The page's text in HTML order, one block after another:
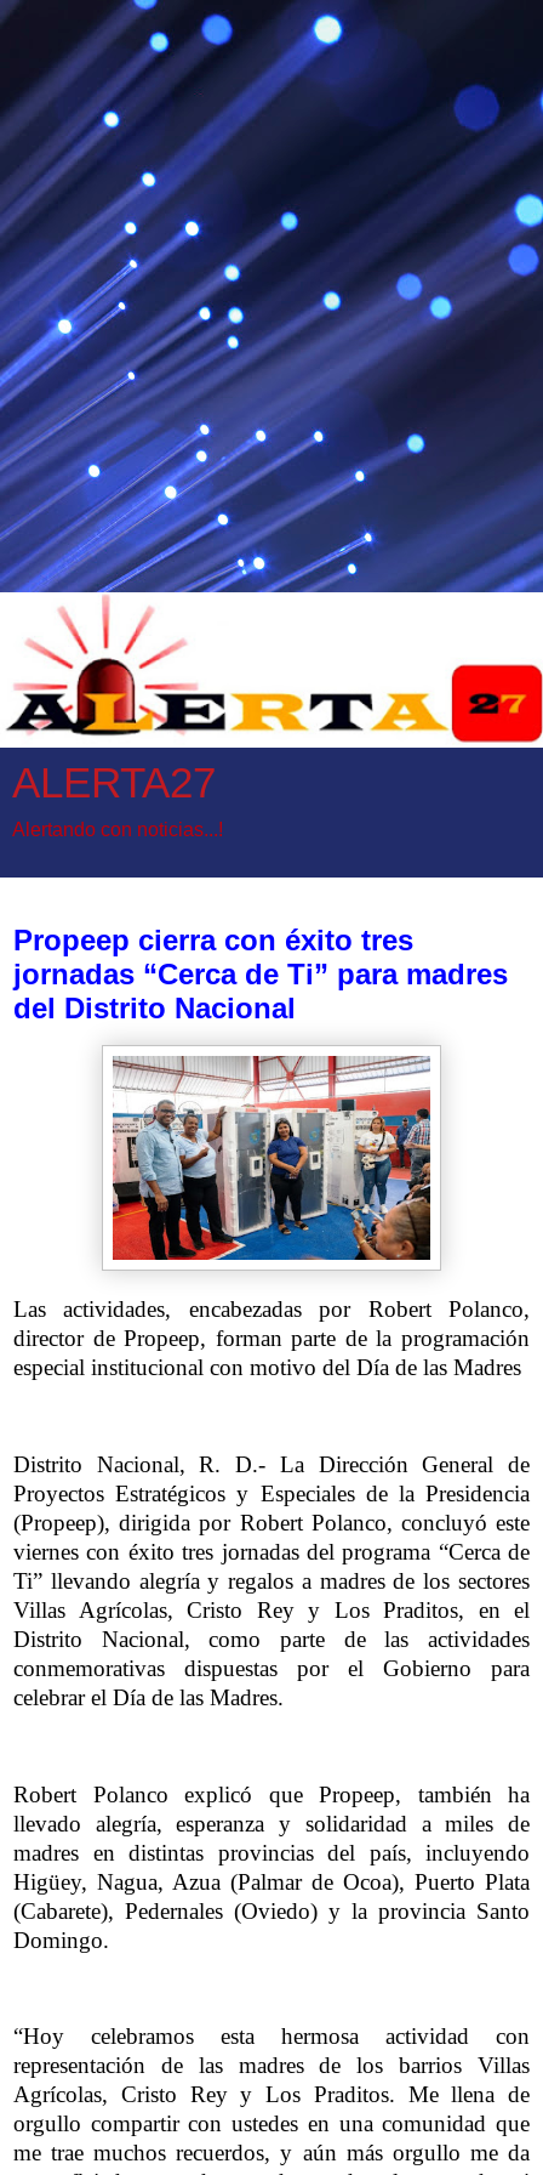
ALERTA27
Alertando con noticias...!
Propeep cierra con éxito tres
jornadas “Cerca de Ti” para madres
del Distrito Nacional
Las actividades, encabezadas por Robert Polanco,
director de Propeep, forman parte de la programación
especial institucional con motivo del Día de las Madres
Distrito Nacional, R. D.- La Dirección General de
Proyectos Estratégicos y Especiales de la Presidencia
(Propeep), dirigida por Robert Polanco, concluyó este
viernes con éxito tres jornadas del programa “Cerca de
Ti” llevando alegría y regalos a madres de los sectores
Villas Agrícolas, Cristo Rey y Los Praditos, en el
Distrito Nacional, como parte de las actividades
conmemorativas dispuestas por el Gobierno para
celebrar el Día de las Madres.
Robert Polanco explicó que Propeep, también ha
llevado alegría, esperanza y solidaridad a miles de
madres en distintas provincias del país, incluyendo
Higüey, Nagua, Azua (Palmar de Ocoa), Puerto Plata
(Cabarete), Pedernales (Oviedo) y la provincia Santo
Domingo.
“Hoy celebramos esta hermosa actividad con
representación de las madres de los barrios Villas
Agrícolas, Cristo Rey y Los Praditos. Me llena de
orgullo compartir con ustedes en una comunidad que
me trae muchos recuerdos, y aún más orgullo me da